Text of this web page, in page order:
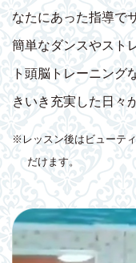
なたにあった指導で
簡単なダンスやスト
ト頭脳トレーニング
きいき充実した日々
※レッスン後はビューテ
だけます。